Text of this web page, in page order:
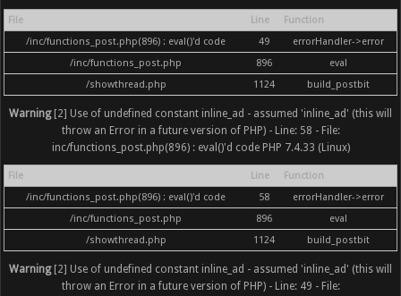
File Line
Function
/inc/functions_post.php(896) : eval()'d code
49
errorHandler->error
/inc/functions_post.php
896
eval
/showthread.php
1124 build_postbit
Warning[2] Use of undefined constant inline_ad - assumed 'inline_ad' (this will
throw an Error in a future version of PHP) - Line: 58 - File:
inc/functions_post.php(896) : eval()'d code PHP 7.4.33 (Linux)
File Line
Function
/inc/functions_post.php(896) : eval()'d code
58
errorHandler->error
/inc/functions_post.php
896
eval
/showthread.php
1124 build_postbit
Warning[2] Use of undefined constant inline_ad - assumed 'inline_ad' (this will
throw an Error in a future version of PHP) - Line: 49 - File: